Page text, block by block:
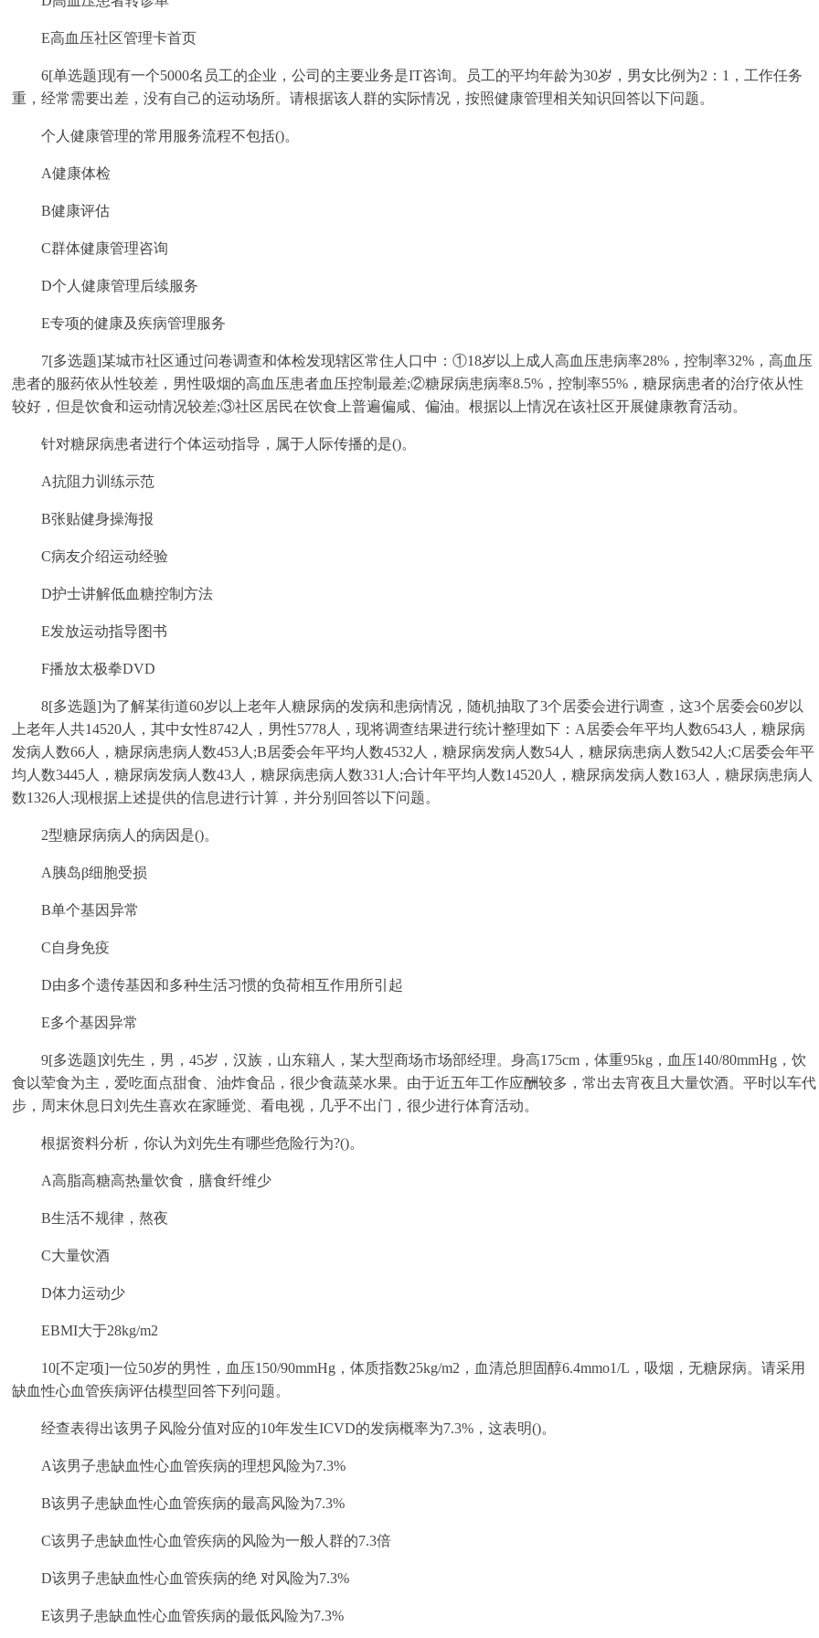
E高血压社区管理卡首页
6[单选题]现有一个5000名员工的企业，公司的主要业务是IT咨询。员工的平均年龄为30岁，男女比例为2：1，工作任务
重，经常需要出差，没有自己的运动场所。请根据该人群的实际情况，按照健康管理相关知识回答以下问题。
个人健康管理的常用服务流程不包括()。
A健康体检
B健康评估
C群体健康管理咨询
D个人健康管理后续服务
E专项的健康及疾病管理服务
7[多选题]某城市社区通过问卷调查和体检发现辖区常住人口中：①18岁以上成人高血压患病率28%，控制率32%，高血压
患者的服药依从性较差，男性吸烟的高血压患者血压控制最差;②糖尿病患病率8.5%，控制率55%，糖尿病患者的治疗依从性
较好，但是饮食和运动情况较差;③社区居民在饮食上普遍偏咸、偏油。根据以上情况在该社区开展健康教育活动。
针对糖尿病患者进行个体运动指导，属于人际传播的是()。
A抗阻力训练示范
B张贴健身操海报
C病友介绍运动经验
D护士讲解低血糖控制方法
E发放运动指导图书
F播放太极拳DVD
8[多选题]为了解某街道60岁以上老年人糖尿病的发病和患病情况，随机抽取了3个居委会进行调查，这3个居委会60岁以
上老年人共14520人，其中女性8742人，男性5778人，现将调查结果进行统计整理如下：A居委会年平均人数6543人，糖尿病
发病人数66人，糖尿病患病人数453人;B居委会年平均人数4532人，糖尿病发病人数54人，糖尿病患病人数542人;C居委会年平
均人数3445人，糖尿病发病人数43人，糖尿病患病人数331人;合计年平均人数14520人，糖尿病发病人数163人，糖尿病患病人
数1326人;现根据上述提供的信息进行计算，并分别回答以下问题。
2型糖尿病病人的病因是()。
A胰岛β细胞受损
B单个基因异常
C自身免疫
D由多个遗传基因和多种生活习惯的负荷相互作用所引起
E多个基因异常
9[多选题]刘先生，男，45岁，汉族，山东籍人，某大型商场市场部经理。身高175cm，体重95kg，血压140/80mmHg，饮
食以荤食为主，爱吃面点甜食、油炸食品，很少食蔬菜水果。由于近五年工作应酬较多，常出去宵夜且大量饮酒。平时以车代
步，周末休息日刘先生喜欢在家睡觉、看电视，几乎不出门，很少进行体育活动。
根据资料分析，你认为刘先生有哪些危险行为?()。
A高脂高糖高热量饮食，膳食纤维少
B生活不规律，熬夜
C大量饮酒
D体力运动少
EBMI大于28kg/m2
10[不定项]一位50岁的男性，血压150/90mmHg，体质指数25kg/m2，血清总胆固醇6.4mmo1/L，吸烟，无糖尿病。请采用
缺血性心血管疾病评估模型回答下列问题。
经查表得出该男子风险分值对应的10年发生ICVD的发病概率为7.3%，这表明()。
A该男子患缺血性心血管疾病的理想风险为7.3%
B该男子患缺血性心血管疾病的最高风险为7.3%
C该男子患缺血性心血管疾病的风险为一般人群的7.3倍
D该男子患缺血性心血管疾病的绝 对风险为7.3%
E该男子患缺血性心血管疾病的最低风险为7.3%